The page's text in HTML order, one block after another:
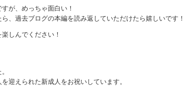
が、めっちゃ面白い！
、過去ブログの本編を読み返していただけたら嬉しいです！
しんでください！
迎えられた新成人をお祝いしています。